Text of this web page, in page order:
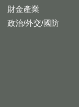
財金產業
政治/外交/國防